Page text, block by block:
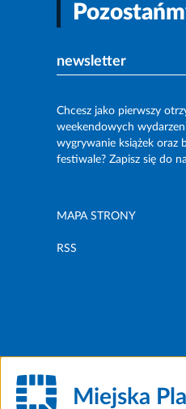
newsletter
Chcesz jako pierwszy
weekendowych
wygrywanie książek oraz
festiwale? Zapisz się do
MAPA STRONY
RSS
Miejska